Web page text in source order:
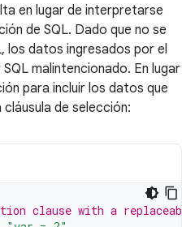
en lugar de interpretarse
de SQL. Dado que no se
los datos ingresados por el
malintencionado. En lugar
para incluir los datos que
de selección:
clause with a replaceable